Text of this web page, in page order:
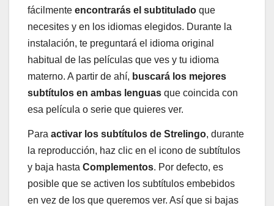
fácilmente encontrarás el subtitulado que
necesites y en los idiomas elegidos. Durante la
instalación, te preguntará el idioma original
habitual de las películas que ves y tu idioma
materno. A partir de ahí, buscará los mejores
subtítulos en ambas lenguas que coincida con
esa película o serie que quieres ver.
Para activar los subtítulos de Strelingo, durante
la reproducción, haz clic en el icono de subtítulos
y baja hasta Complementos. Por defecto, es
posible que se activen los subtítulos embebidos
en vez de los que queremos ver. Así que si bajas